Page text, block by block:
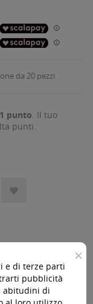
da 20 pezzi
1 punto . Il tuo
punti.

×
e di terze parti
pubblicità
abitudini di